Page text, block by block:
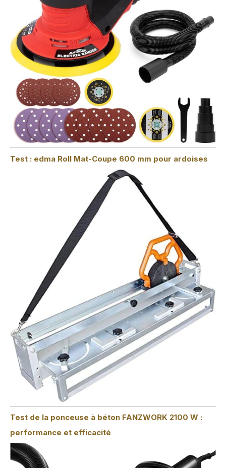
Test : edma Roll Mat-Coupe 600 mm pour ardoises
Test de la ponceuse à béton FANZWORK 2100 W :
performance et efficacité